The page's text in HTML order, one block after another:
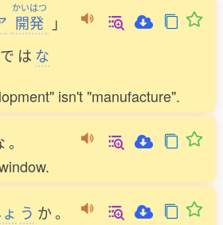
かいはつ
開発 」
で は な
isn't "manufacture".
。
う か。